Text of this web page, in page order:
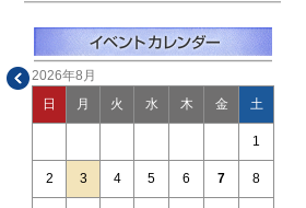
2026年8月
日 月 火 水 木 金 土
1
2 3 4 5 6 7 8